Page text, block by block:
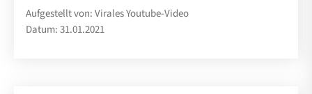
Aufgestellt von: Virales Youtube-Video
Datum: 31.01.2021